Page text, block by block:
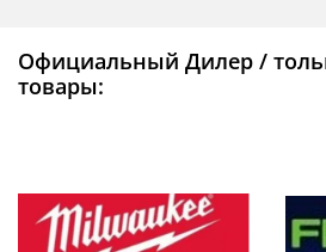
Официальный Дилер /
товары: